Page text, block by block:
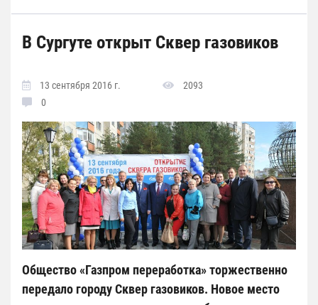
В Сургуте открыт Сквер газовиков
13 сентября 2016 г.
2093
0
Общество «Газпром переработка» торжественно
передало городу Сквер газовиков. Новое место